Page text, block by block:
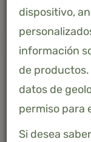
-
dispositivo,
información
de
datos de
permiso para
Si desea